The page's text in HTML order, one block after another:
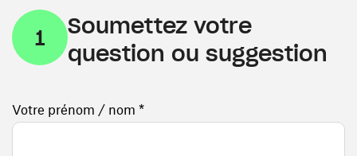
1
Soumettez votre
question ou suggestion
Votre prénom / nom *